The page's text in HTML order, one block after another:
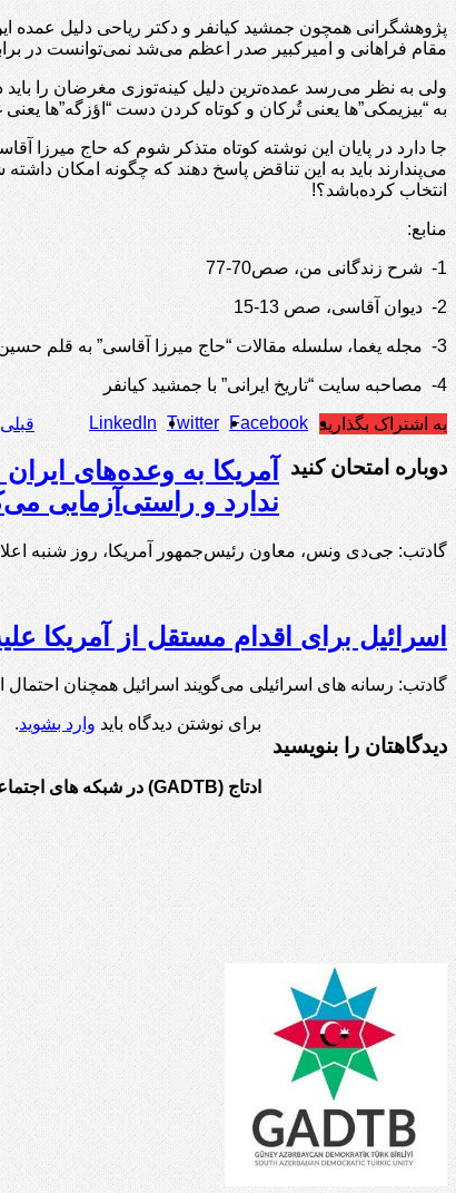
پژوهشگرانی همچون جمشید کیانفر و دکتر ریاحی دلیل
مقام فراهانی و امیرکبیر صدر اعظم می‌شد نمی‌توانست در
ولی به نظر می‌رسد عمده‌ترین دلیل کینه‌توزی مغرضان را
به “بیزیمکی”ها یعنی تُرکان و کوتاه کردن دست “اؤزگه”ها
جا دارد در پایان این نوشته کوتاه متذکر شوم که حاج
می‌پندارند باید به این تناقض پاسخ دهند که چگونه امکان
انتخاب کرده‌باشد؟!
منابع:
1- شرح زندگانی من، صص70-77
2- دیوان آقاسی، صص 13-15
3- مجله یغما، سلسله مقالات “حاج میرزا آقاسی” به قلم حسین سعادت نوری
4- مصاحبه سایت “تاریخ ایرانی” با جمشید کیانفر
به اشتراک بگذارید Facebook
Twitter
LinkedIn قبلی
دوباره امتحان کنید
آمریکا به وعده‌های
ندارد و راستی‌آزمایی
گادتب: جی‌دی ونس، معاون رئیس‌جمهور آمریکا، روز شنبه
اسرائیل برای اقدام مستقل از آمریکا
گادتب: رسانه های اسرائیلی ‌می‌گویند اسرائیل همچنان
دیدگاهتان را بنویسید
برای نوشتن دیدگاه باید وارد بشوید.
ادتاج (GADTB) در شبکه های اجتماعی